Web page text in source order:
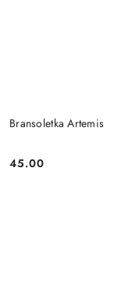
Bransoletka Artemis
Cena:
45.00